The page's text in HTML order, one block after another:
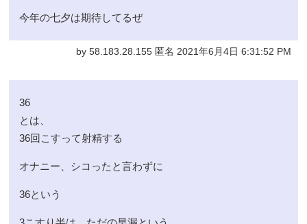
今年の七夕は期待してるぜ
by 58.183.28.155 匿名 2021年6月4日 6:31:52 PM
36
とは、
36回こすって射精する
オナニー、シコったと言わずに
36という